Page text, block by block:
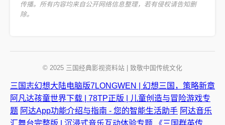
传播。所有内容均来自公开网络信息整理，若有侵权请告知删
除。
© 2025 三国经典影视资料站 | 致敬中国传统文化
三国志幻想大陆电脑版7LONGWEN | 幻想三国，策略新章
阿凡达孩童世界下载 | 78TP正版 | 儿童创造与冒险游戏专
题 阿达App功能介绍与指南 - 您的智能生活助手 阿达音乐
汇舞台完整版 | 沉浸式音乐互动体验专题
《三国群英传